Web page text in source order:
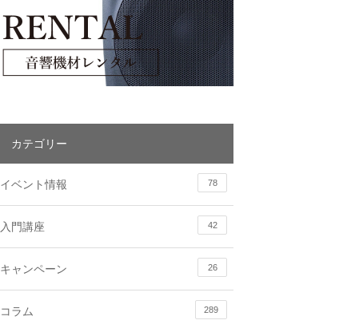
カテゴリー
イベント情報 78
入門講座 42
キャンペーン 26
コラム 289